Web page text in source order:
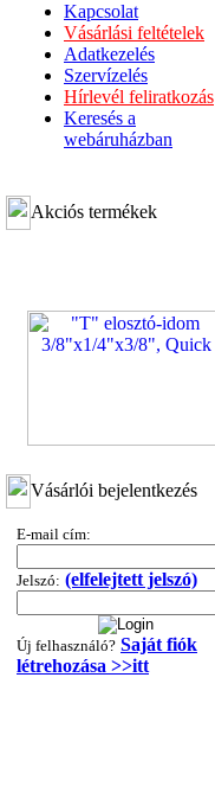
Kapcsolat
Vásárlási feltételek
Adatkezelés
Szervízelés
Hírlevél feliratkozás
Keresés a
webáruházban
Akciós termékek
3/8"x1/4"x3/8", Quick
320,-Ft
---------
Vásárlói bejelentkezés
E-mail cím:
Jelszó: (elfelejtett jelszó)
Új felhasználó? Saját fiók
létrehozása >>itt